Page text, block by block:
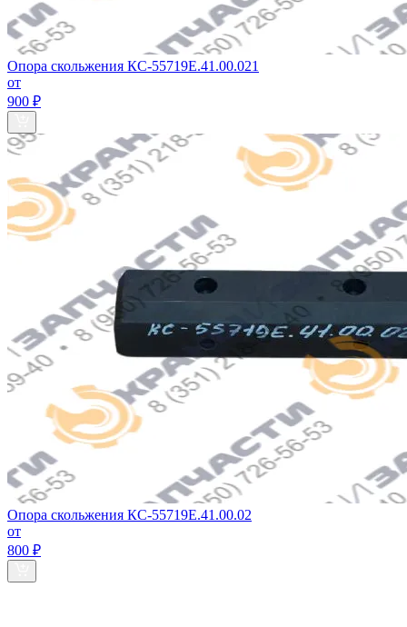
Опора скольжения КС-55719Е.41.00.021
от
900 ₽
Опора скольжения КС-55719Е.41.00.02
от
800 ₽